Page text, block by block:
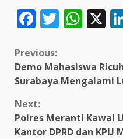
Facebook
Twitter
X
Continue
Reading
Previous:
Demo Mahasiswa
Surabaya Mengalami
Next:
Polres Meranti Kawal
Kantor DPRD dan KPU